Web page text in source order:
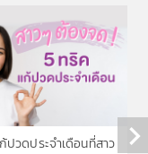
ปวดประจำเดือนที่สาว